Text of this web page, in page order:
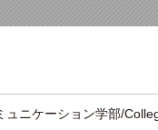
ュニケーション学部/